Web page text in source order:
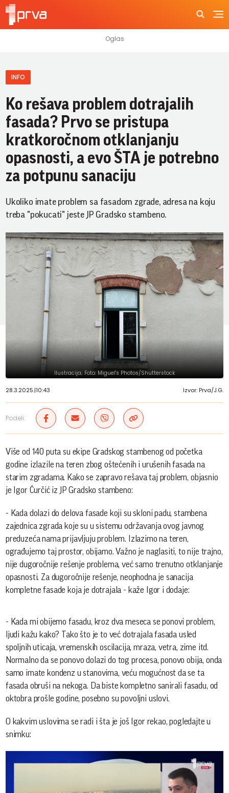
INFO
Ko rešava problem dotrajalih
fasada? Prvo se pristupa
kratkoročnom otklanjanju
opasnosti, a evo ŠTA je potrebno
za potpunu sanaciju
Ukoliko imate problem sa fasadom zgrade, adresa na koju
treba "pokucati" jeste JP Gradsko stambeno.
Ilustracija; Foto: Miguel's Photos/Shutterstock
28.3.2025.|10:43 Izvor: Prva/J.G.
Podeli:
Više od 140 puta su ekipe Gradskog stambenog od početka
godine izlazile na teren zbog oštećenih i urušenih fasada na
starim zgradama. Kako se zapravo rešava taj problem, objasnio
je Igor Ćurčić iz JP Gradsko stambeno:
- Kada dolazi do delova fasade koji su skloni padu, stambena
zajednica zgrada koje su u sistemu održavanja ovog javnog
preduzeća nama prijavljuju problem. Izlazimo na teren,
ograđujemo taj prostor, obijamo. Važno je naglasiti, to nije trajno,
nije dugoročnije rešenje problema, već samo trenutno otklanjanje
opasnosti. Za dugoročnije rešenje, neophodna je sanacija
kompletne fasade koja je dotrajala - kaže Igor i dodaje:
- Kada mi obijemo fasadu, kroz dva meseca se ponovi problem,
ljudi kažu kako? Tako što je to već dotrajala fasada usled
spoljnih uticaja, vremenskih oscilacija, mraza, vetra, zime itd.
Normalno da se ponovo dolazi do tog procesa, ponovo obija, onda
samo imate kondenz u stanovima, veću mogućnost da se ta
fasada obruši na nekoga. Da biste kompletno sanirali fasadu, od
oktobra prošle godine, posebno su povoljni uslovi.
O kakvim uslovima se radi i šta je još Igor rekao, pogledajte u
snimku: